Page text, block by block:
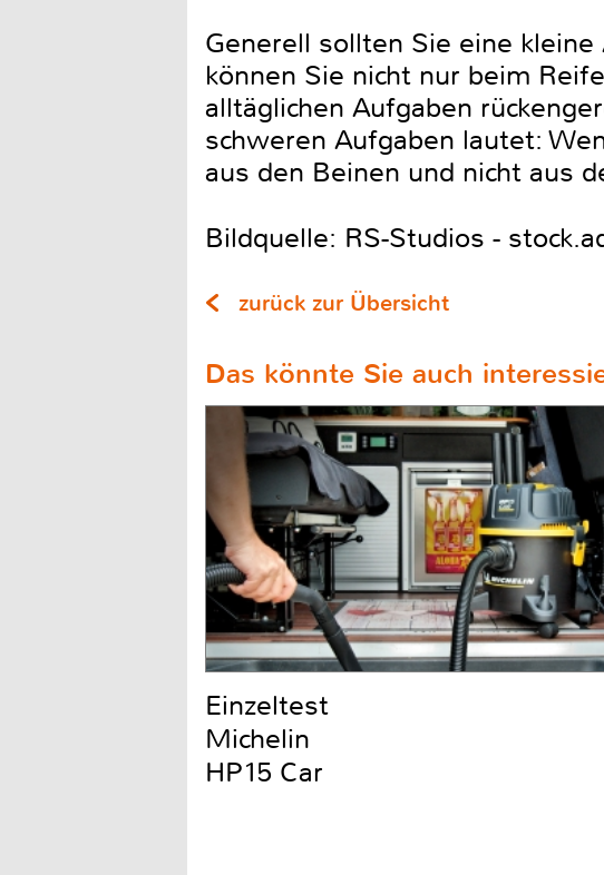
Generell sollten Sie eine
können Sie nicht nur beim
alltäglichen Aufgaben
schweren Aufgaben lautet:
aus den Beinen und nicht aus
Bildquelle: RS-Studios -
zurück zur Übersicht
Das könnte Sie auch
Einzeltest
Michelin
HP15 Car